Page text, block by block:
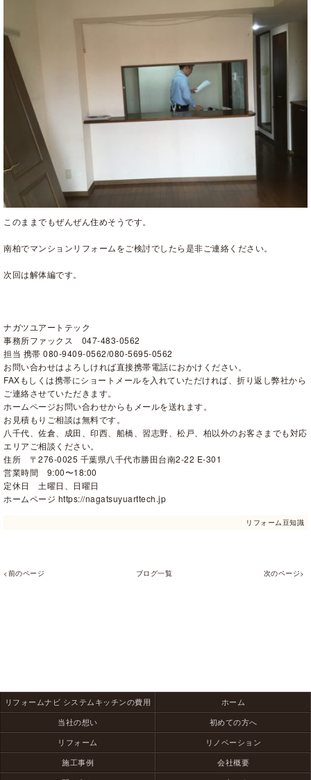
このままでもぜんぜん住めそうです。
南柏でマンションリフォームをご検討でしたら是非ご連絡ください。
次回は解体編です。
ナガツユアートテック
事務所ファックス 047-483-0562
担当 携帯 080-9409-0562/080-5695-0562
お問い合わせはよろしければ直接携帯電話におかけください。
FAXもしくは携帯にショートメールを入れていただければ、折り返し弊社から
ご連絡させていただきます。
ホームページお問い合わせからもメールを送れます。
お見積もりご相談は無料です。
八千代、佐倉、成田、印西、船橋、習志野、松戸、柏以外のお客さまでも対応
エリアご相談ください。
住所 〒276-0025 千葉県八千代市勝田台南2-22 E-301
営業時間 9:00〜18:00
定休日 土曜日、日曜日
ホームページ https://nagatsuyuarttech.jp
リフォーム豆知識
<前のページ ブログ一覧 次のページ>
リフォームナビ システムキッチンの費用
ホーム
当社の想い
初めての方へ
リフォーム
リノベーション
施工事例
会社概要